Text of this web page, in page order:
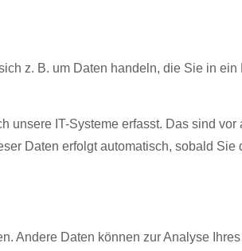
z. B. um Daten handeln, die Sie in ein
unsere IT-Systeme erfasst. Das sind vor
Daten erfolgt automatisch, sobald Sie
Andere Daten können zur Analyse